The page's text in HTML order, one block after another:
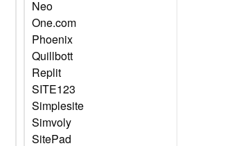
Neo
One.com
Phoenix
Quillbott
Replit
SITE123
Simplesite
Simvoly
SitePad